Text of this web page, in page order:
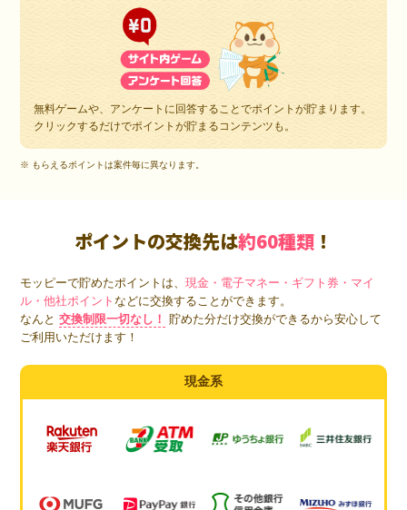
無料ゲームや、アンケートに回答することでポイントが貯まります。
クリックするだけでポイントが貯まるコンテンツも。
※ もらえるポイントは案件毎に異なります。
ポイントの交換先は約60種類 ！
モッピーで貯めたポイントは、現金・電子マネー・ギフト券・マイ
ル・他社ポイントなどに交換することができます。
なんと 交換制限一切なし！
貯めた分だけ交換ができるから安心して
ご利用いただけます！
現金系